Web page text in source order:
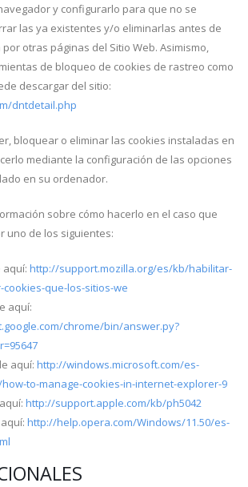
y configurarlo para que no se
las ya existentes y/o eliminarlas antes de
otras páginas del Sitio Web. Asimismo,
de bloqueo de cookies de rastreo como
descargar del sitio:
dntdetail.php
bloquear o eliminar las cookies instaladas en
mediante la configuración de las opciones
en su ordenador.
sobre cómo hacerlo en el caso que
uno de los siguientes:
aquí: http://support.mozilla.org/es/kb/habilitar-
que-los-sitios-we
aquí:
chrome/bin/answer.py?
aquí: http://windows.microsoft.com/es-
to-manage-cookies-in-internet-explorer-9
http://support.apple.com/kb/ph5042
http://help.opera.com/Windows/11.50/es-